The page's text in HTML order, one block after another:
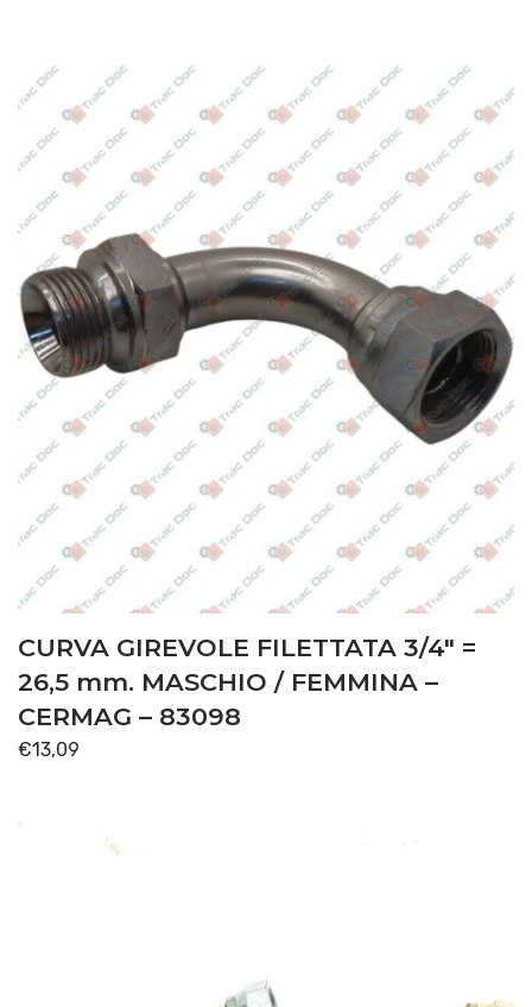
CURVA GIREVOLE FILETTATA 3/4″ =
26,5 mm. MASCHIO / FEMMINA –
CERMAG – 83098
€13,09